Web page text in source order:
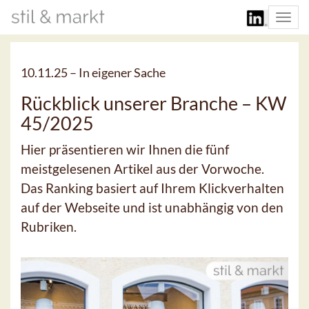
10.11.25 – In eigener Sache
Rückblick unserer Branche – KW
45/2025
Hier präsentieren wir Ihnen die fünf
meistgelesenen Artikel aus der Vorwoche.
Das Ranking basiert auf Ihrem Klickverhalten
auf der Webseite und ist unabhängig von den
Rubriken.